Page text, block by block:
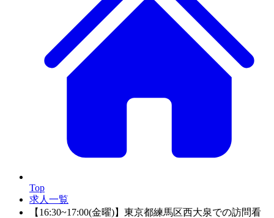
Top
求人一覧
【16:30~17:00(金曜)】東京都練馬区西大泉での訪問看